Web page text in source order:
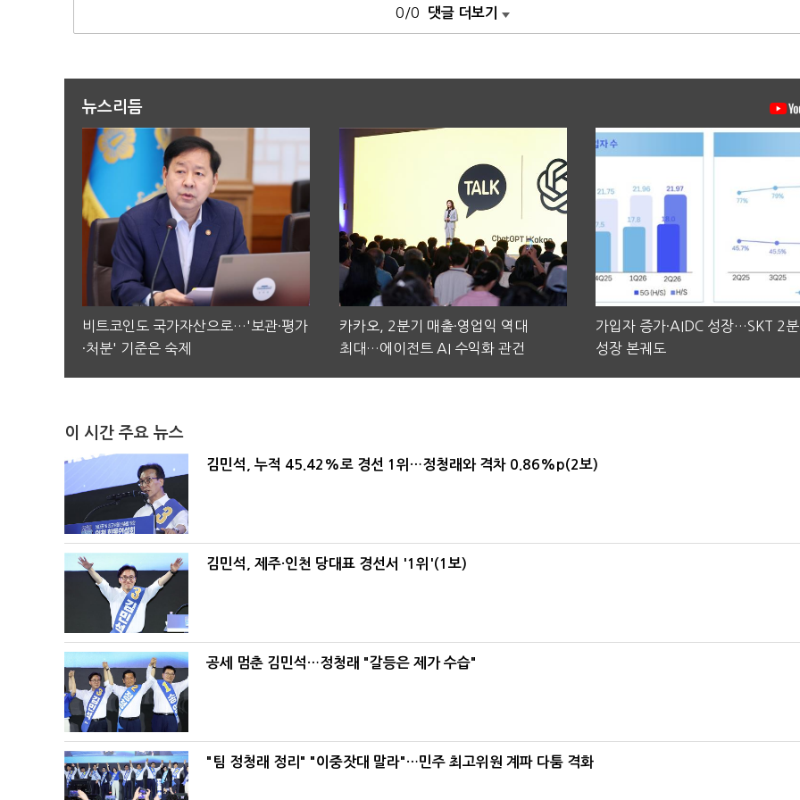
0/0 댓글 더보기
뉴스리듬
비트코인도 국가자산으로…'보관·평가
·처분' 기준은 숙제
카카오, 2분기 매출·영업익 역대
최대…에이전트 AI 수익화 관건
가입자 증가·AIDC 성장…SKT 2
성장 본궤도
이 시간 주요 뉴스
김민석, 누적 45.42%로 경선 1위…정청래와 격차 0.86%p(2보)
김민석, 제주·인천 당대표 경선서 '1위'(1보)
공세 멈춘 김민석…정청래 "갈등은 제가 수습"
"팀 정청래 정리" "이중잣대 말라"…민주 최고위원 계파 다툼 격화